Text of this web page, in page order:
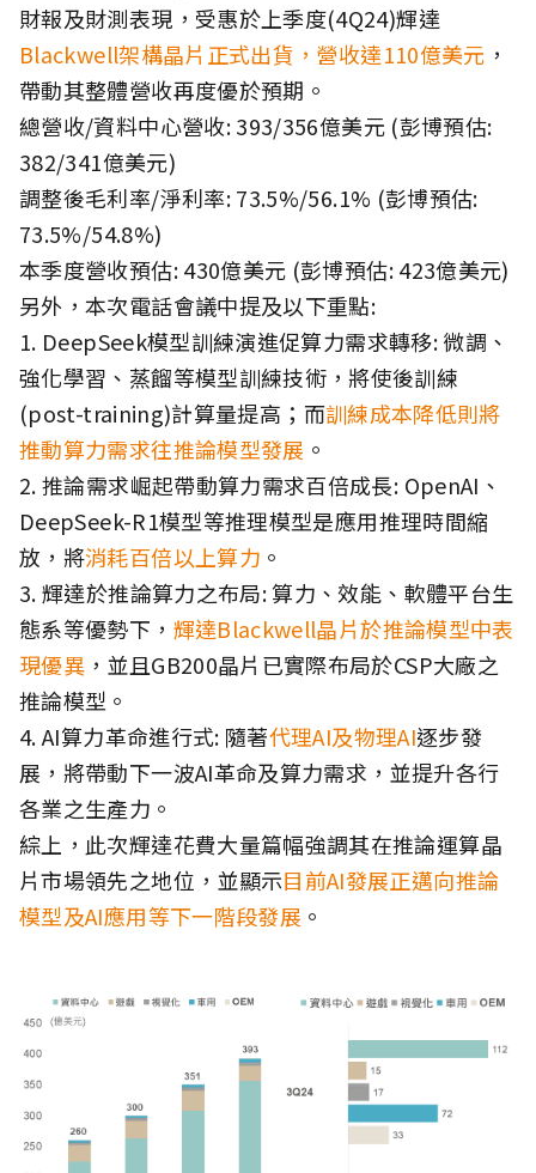
財報及財測表現，受惠於上季度(4Q24)輝達
Blackwell架構晶片正式出貨，營收達110億美元 ，
帶動其整體營收再度優於預期。
總營收/資料中心營收: 393/356億美元 (彭博預估:
382/341億美元)
調整後毛利率/淨利率: 73.5%/56.1% (彭博預估:
73.5%/54.8%)
本季度營收預估: 430億美元 (彭博預估: 423億美元)
另外，本次電話會議中提及以下重點:
1. DeepSeek模型訓練演進促算力需求轉移: 微調、
強化學習、蒸餾等模型訓練技術，將使後訓練
(post-training)計算量提高；而訓練成本降低則將
推動算力需求往推論模型發展 。
2. 推論需求崛起帶動算力需求百倍成長: OpenAI、
DeepSeek-R1模型等推理模型是應用推理時間縮
放，將消耗百倍以上算力 。
3. 輝達於推論算力之布局: 算力、效能、軟體平台生
態系等優勢下， 輝達Blackwell晶片於推論模型中表
現優異 ，並且GB200晶片已實際布局於CSP大廠之
推論模型。
4. AI算力革命進行式: 隨著代理AI及物理AI逐步發
展，將帶動下一波AI革命及算力需求，並提升各行
各業之生產力。
綜上，此次輝達花費大量篇幅強調其在推論運算晶
片市場領先之地位，並顯示目前AI發展正邁向推論
模型及AI應用等下一階段發展 。